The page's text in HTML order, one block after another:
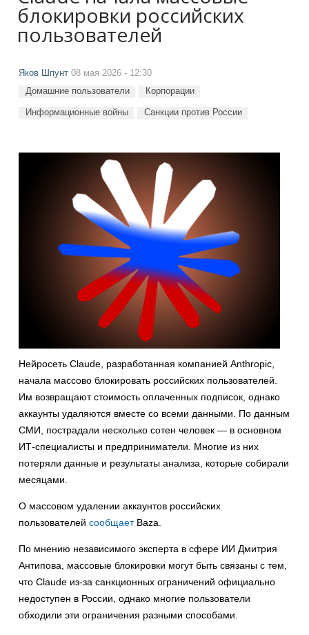
блокировки российских
пользователей
Яков Шпунт 08 мая 2026 - 12:30
Домашние пользователи Корпорации
Информационные войны Санкции против России
Нейросеть Claude, разработанная компанией Anthropic,
начала массово блокировать российских пользователей.
Им возвращают стоимость оплаченных подписок, однако
аккаунты удаляются вместе со всеми данными. По данным
СМИ, пострадали несколько сотен человек — в основном
ИТ-специалисты и предприниматели. Многие из них
потеряли данные и результаты анализа, которые собирали
месяцами.
О массовом удалении аккаунтов российских
пользователей сообщаетBaza.
По мнению независимого эксперта в сфере ИИ Дмитрия
Антипова, массовые блокировки могут быть связаны с тем,
что Claude из-за санкционных ограничений официально
недоступен в России, однако многие пользователи
обходили эти ограничения разными способами.